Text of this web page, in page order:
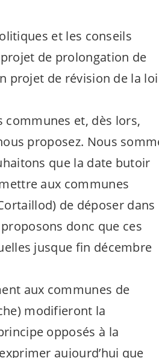
et les conseils
de prolongation de
projet de révision de la loi
communes et, dès lors,
proposez. Nous
que la date butoir
aux communes
de déposer dans
donc que ces
jusque fin décembre
aux communes de
modifieront la
opposés à la
aujourd’hui que